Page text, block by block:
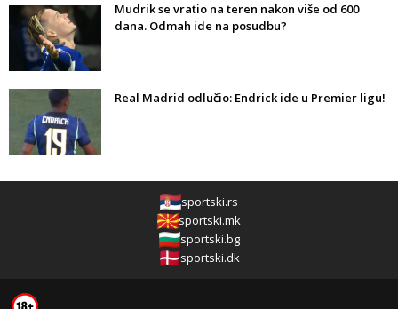
Mudrik se vratio na teren nakon više od 600
dana. Odmah ide na posudbu?
Real Madrid odlučio: Endrick ide u Premier ligu!
sportski.rs
sportski.mk
sportski.bg
sportski.dk